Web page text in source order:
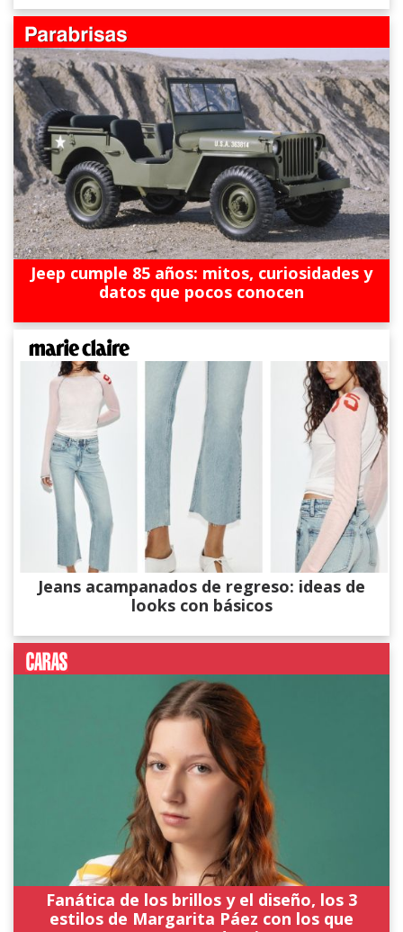
Jeep cumple 85 años: mitos, curiosidades y
datos que pocos conocen
Jeans acampanados de regreso: ideas de
looks con básicos
Fanática de los brillos y el diseño, los 3
estilos de Margarita Páez con los que